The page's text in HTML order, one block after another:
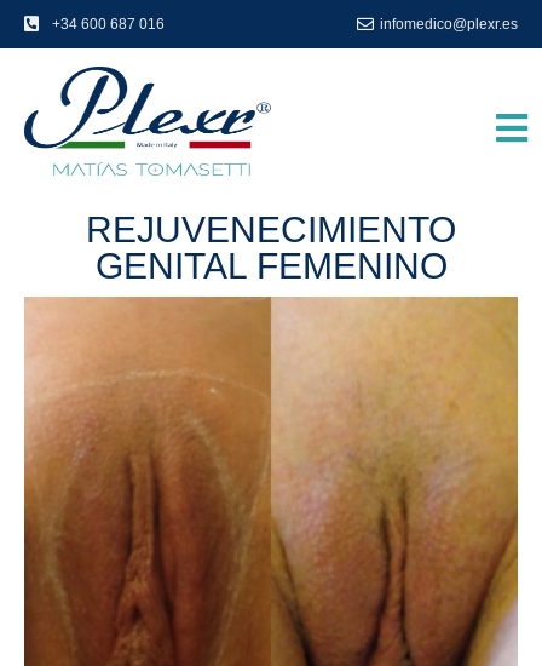
+34 600 687 016 infomedico@plexr.es
REJUVENECIMIENTO
GENITAL FEMENINO